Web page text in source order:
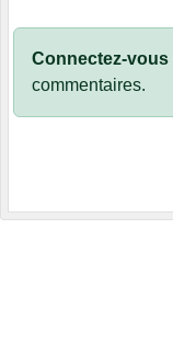
Connectez-vous
commentaires.